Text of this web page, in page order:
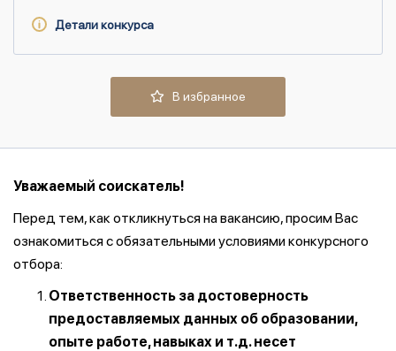
Детали конкурса
В избранное
Уважаемый соискатель!
Перед тем, как откликнуться на вакансию, просим Вас
ознакомиться с обязательными условиями конкурсного
отбора:
Ответственность за достоверность
предоставляемых данных об образовании,
опыте работе, навыках и т.д. несет